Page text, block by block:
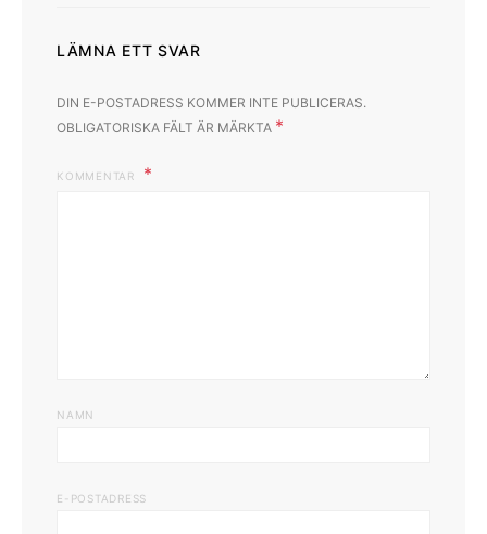
LÄMNA ETT SVAR
DIN E-POSTADRESS KOMMER INTE PUBLICERAS.
OBLIGATORISKA FÄLT ÄR MÄRKTA *
KOMMENTAR
NAMN
E-POSTADRESS